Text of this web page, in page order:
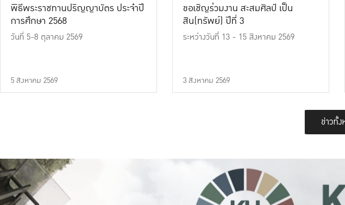
พิธีพระราชทานปริญญาบัตร ประจำปี
การศึกษา 2568
วันที่ 5-8 ตุลาคม 2569
5 สิงหาคม 2569
ขอเชิญร่วมงาน สะสมศิลป์ เป็น
สิน(ทรัพย์) ปีที่ 3
ระหว่างวันที่ 13 - 15 สิงหาคม 2569
3 สิงหาคม 2569
ข่าวทั้